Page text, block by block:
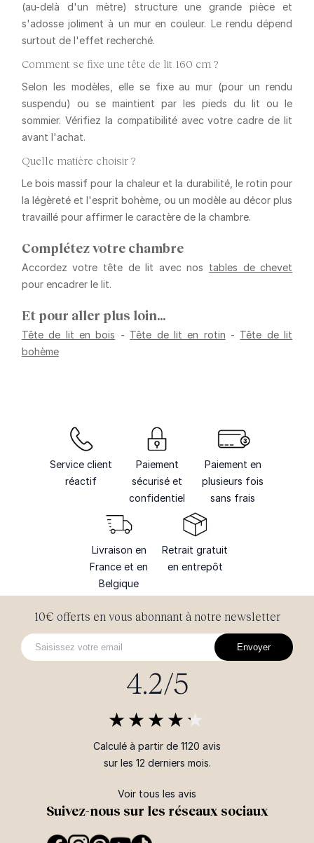
(au-delà d'un mètre) structure une grande pièce et
s'adosse joliment à un mur en couleur. Le rendu dépend
surtout de l'effet recherché.
Comment se fixe une tête de lit 160 cm ?
Selon les modèles, elle se fixe au mur (pour un rendu
suspendu) ou se maintient par les pieds du lit ou le
sommier. Vérifiez la compatibilité avec votre cadre de lit
avant l'achat.
Quelle matière choisir ?
Le bois massif pour la chaleur et la durabilité, le rotin pour
la légèreté et l'esprit bohème, ou un modèle au décor plus
travaillé pour affirmer le caractère de la chambre.
Complétez votre chambre
Accordez votre tête de lit avec nos tables de chevet
pour encadrer le lit.
Et pour aller plus loin…
Tête de lit en bois - Tête de lit en rotin - Tête de lit
bohème
Service client
réactif
Paiement
sécurisé et
confidentiel
Paiement en
plusieurs fois
sans frais
Livraison en
France et en
Belgique
Retrait gratuit
en entrepôt
Suivez-nous sur les réseaux sociaux
10€ offerts en vous abonnant à notre newsletter
Envoyer
4.2/5
Calculé à partir de 1120 avis
sur les 12 derniers mois.
Voir tous les avis